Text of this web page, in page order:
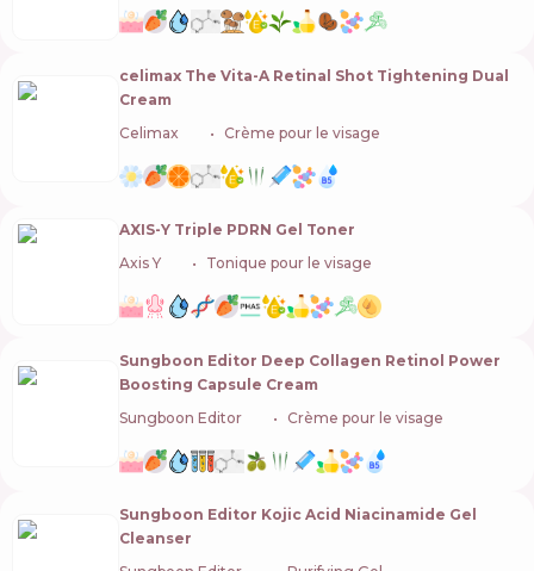
celimax The Vita-A Retinal Shot Tightening Dual
Cream
Celimax
Crème pour le visage
AXIS-Y Triple PDRN Gel Toner
Axis Y
Tonique pour le visage
Sungboon Editor Deep Collagen Retinol Power
Boosting Capsule Cream
Sungboon Editor
Crème pour le visage
Sungboon Editor Kojic Acid Niacinamide Gel
Cleanser